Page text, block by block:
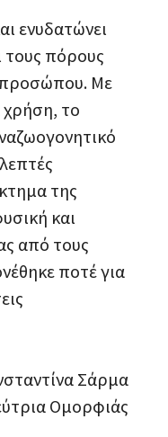
ενυδατώνει
τους πόρους
προσώπου. Με
χρήση, το
της
και
από τους
ποτέ για
Σάρμα
Ομορφιάς